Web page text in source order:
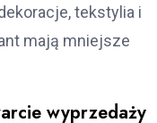
tekstylia i
mają mniejsze
wyprzedaży